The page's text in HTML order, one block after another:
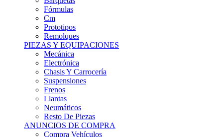
Cm
Prototipos
Remolques
PIEZAS Y EQUIPACIONES
Mecánica
Electrónica
Chasis Y Carrocería
Suspensiones
Frenos
Llantas
Neumáticos
Resto De Piezas
ANUNCIOS DE COMPRA
Compra Vehículos
Compra De Piezas